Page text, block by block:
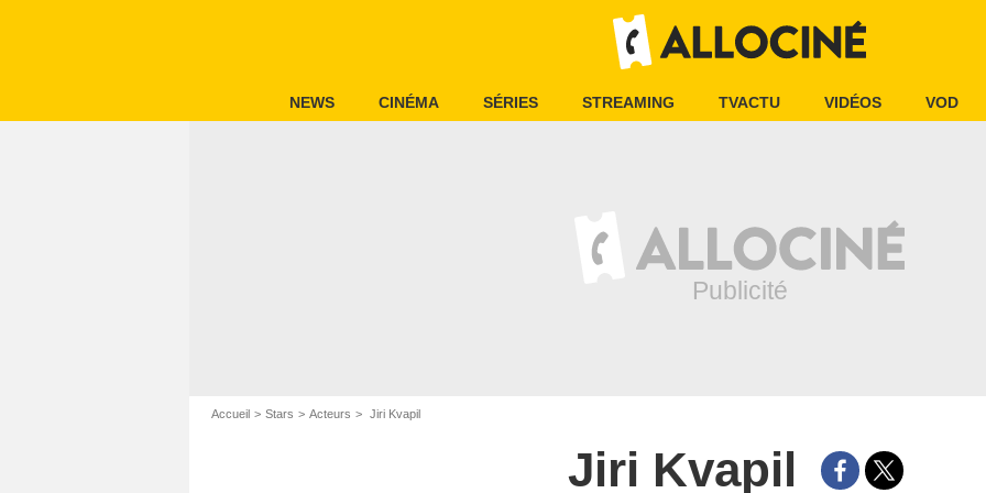
NEWS CINÉMA SÉRIES STREAMING TVACTU VIDÉOS VOD
Accueil Stars Acteurs Jiri Kvapil
Jiri Kvapil